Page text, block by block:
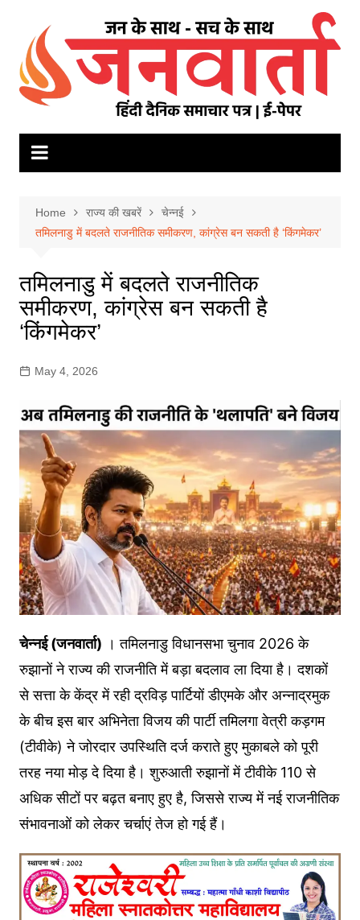
content
Home राज्य की खबरें
चेन्नई
तमिलनाडु में बदलते राजनीतिक समीकरण, कांग्रेस बन सकती है ‘किंगमेकर’
तमिलनाडु में बदलते राजनीतिक
समीकरण, कांग्रेस बन सकती है
‘किंगमेकर’
May 4, 2026
चेन्नई (जनवार्ता) । तमिलनाडु विधानसभा चुनाव 2026 के
रुझानों ने राज्य की राजनीति में बड़ा बदलाव ला दिया है। दशकों
से सत्ता के केंद्र में रही द्रविड़ पार्टियों डीएमके और अन्नाद्रमुक
के बीच इस बार अभिनेता विजय की पार्टी तमिलगा वेत्री कड़गम
(टीवीके) ने जोरदार उपस्थिति दर्ज कराते हुए मुकाबले को पूरी
तरह नया मोड़ दे दिया है। शुरुआती रुझानों में टीवीके 110 से
अधिक सीटों पर बढ़त बनाए हुए है, जिससे राज्य में नई राजनीतिक
संभावनाओं को लेकर चर्चाएं तेज हो गई हैं।